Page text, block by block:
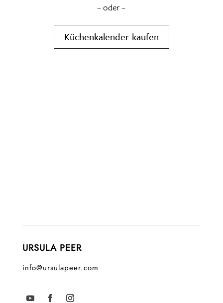
– oder –
Küchenkalender kaufen
URSULA PEER
info@ursulapeer.com